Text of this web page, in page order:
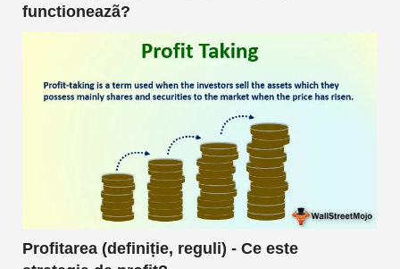
functioneazã?
Profitarea (definiție, reguli) - Ce este